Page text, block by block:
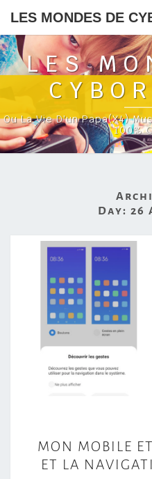
LES MONDES DE
LES
Ou La Vie D'un Papa(x4)
100%
Day: 26
MON MOBILE
ET LA